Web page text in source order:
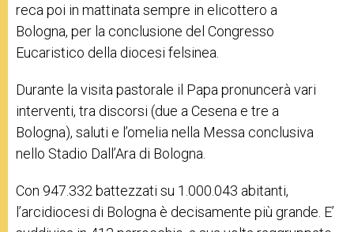
reca poi in mattinata sempre in elicottero a
Bologna, per la conclusione del Congresso
Eucaristico della diocesi felsinea.
Durante la visita pastorale il Papa pronuncerà vari
interventi, tra discorsi (due a Cesena e tre a
Bologna), saluti e l’omelia nella Messa conclusiva
nello Stadio Dall’Ara di Bologna.
Con 947.332 battezzati su 1.000.043 abitanti,
l’arcidiocesi di Bologna è decisamente più grande. E’